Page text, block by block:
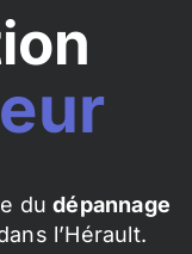
dudépannage
l’Hérault.